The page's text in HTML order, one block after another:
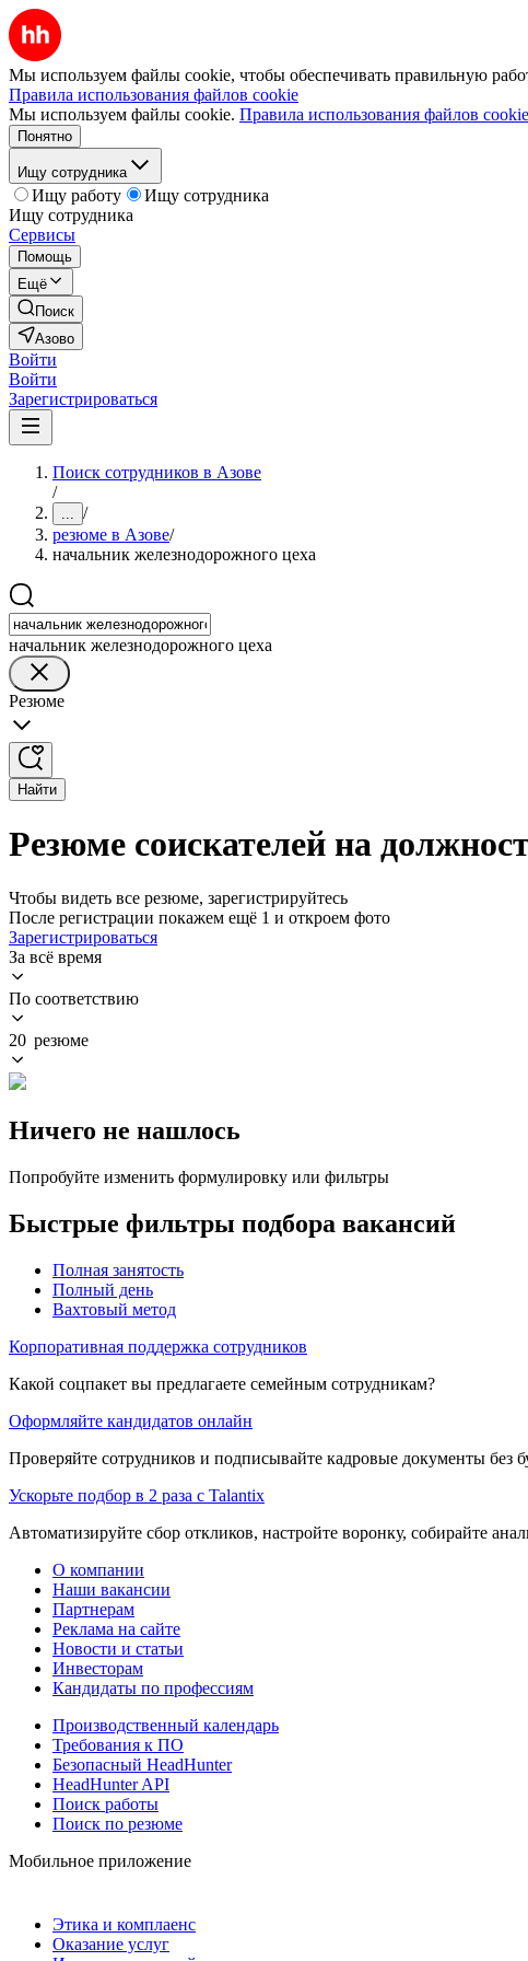
Мы используем файлы cookie, чтобы обеспечивать правильную
Правила использования файлов cookie
Мы используем файлы cookie. Правила использования файлов cookie
Понятно
Ищу сотрудника
Ищу работу
Ищу сотрудника
Ищу сотрудника
Сервисы
Помощь
Ещё
Поиск
Азово
Войти
Войти
Зарегистрироваться
Поиск сотрудников в Азове
/
... /
резюме в Азове/
начальник железнодорожного цеха
начальник железнодорожного цеха
Резюме
Найти
Резюме соискателей на
Чтобы видеть все резюме, зарегистрируйтесь
После регистрации покажем ещё 1 и откроем фото
Зарегистрироваться
За всё время
По соответствию
20 резюме
Ничего не нашлось
Попробуйте изменить формулировку или фильтры
Быстрые фильтры подбора вакансий
Полная занятость
Полный день
Вахтовый метод
Корпоративная поддержка сотрудников
Какой соцпакет вы предлагаете семейным сотрудникам?
Оформляйте кандидатов онлайн
Проверяйте сотрудников и подписывайте кадровые документы без
Ускорьте подбор в 2 раза с Talantix
Автоматизируйте сбор откликов, настройте воронку, собирайте
О компании
Наши вакансии
Партнерам
Реклама на сайте
Новости и статьи
Инвесторам
Кандидаты по профессиям
Производственный календарь
Требования к ПО
Безопасный HeadHunter
HeadHunter API
Поиск работы
Поиск по резюме
Мобильное приложение
Этика и комплаенс
Оказание услуг